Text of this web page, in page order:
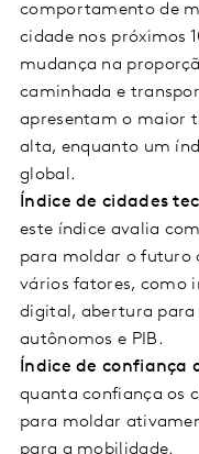
comportamento de
cidade nos próximos
mudança na
caminhada e
apresentam o maior
alta, enquanto um
global.
Índice de cidades
este índice avalia
para moldar o futuro
vários fatores, como
digital, abertura
autônomos e PIB.
Índice de confiança
quanta confiança os
para moldar
para a mobilidade.